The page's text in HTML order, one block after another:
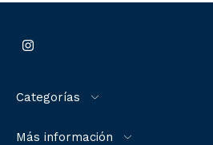
Categorías
Más información